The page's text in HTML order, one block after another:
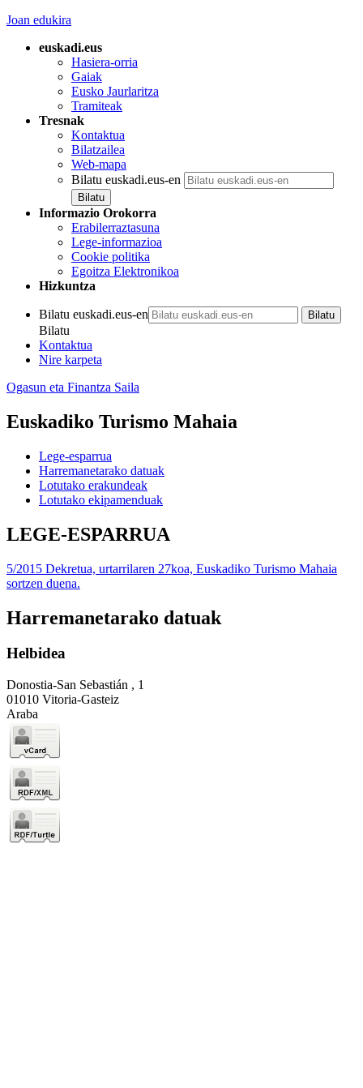
Joan edukira
euskadi.eus
Hasiera-orria
Gaiak
Eusko Jaurlaritza
Tramiteak
Tresnak
Kontaktua
Bilatzailea
Web-mapa
Bilatu euskadi.eus-en
Informazio Orokorra
Erabilerraztasuna
Lege-informazioa
Cookie politika
Egoitza Elektronikoa
Hizkuntza
Bilatu euskadi.eus-en
Bilatu
Kontaktua
Nire karpeta
Ogasun eta Finantza Saila
Euskadiko Turismo Mahaia
Lege-esparrua
Harremanetarako datuak
Lotutako erakundeak
Lotutako ekipamenduak
LEGE-ESPARRUA
5/2015 Dekretua, urtarrilaren 27koa, Euskadiko Turismo Mahaia
sortzen duena.
Harremanetarako datuak
Helbidea
Donostia-San Sebastián , 1
01010 Vitoria-Gasteiz
Araba